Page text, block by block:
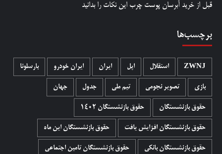
قبل از خرید آبرسان پوست چرب این نکات را بدانید
برچسب‌ها
ZWNJ استقلال اپل ایران ایران خودرو بارسلونا
بازی تصویر نجومی تیم ملی جدول جهان
حقوق بازنشستگان حقوق بازنشستگان 1402
حقوق بازنشستگان افزایش یافت حقوق بازنشستگان این ماه
حقوق بازنشستگان بانکی حقوق بازنشستگان تامین اجتماعی